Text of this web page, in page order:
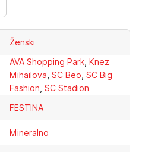
Ženski
AVA Shopping Park, Knez
Mihailova, SC Beo, SC Big
Fashion, SC Stadion
FESTINA
Mineralno